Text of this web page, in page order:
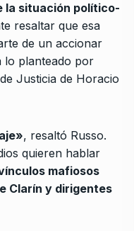
la situación político-
resaltar que esa
de un accionar
lo planteado por
Justicia de Horacio
, resaltó Russo.
quieren hablar
mafiosos
Clarín y dirigentes